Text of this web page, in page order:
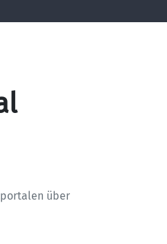
über